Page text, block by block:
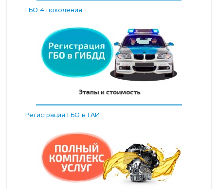
ГБО 4 поколения
Регистрация ГБО в ГАИ